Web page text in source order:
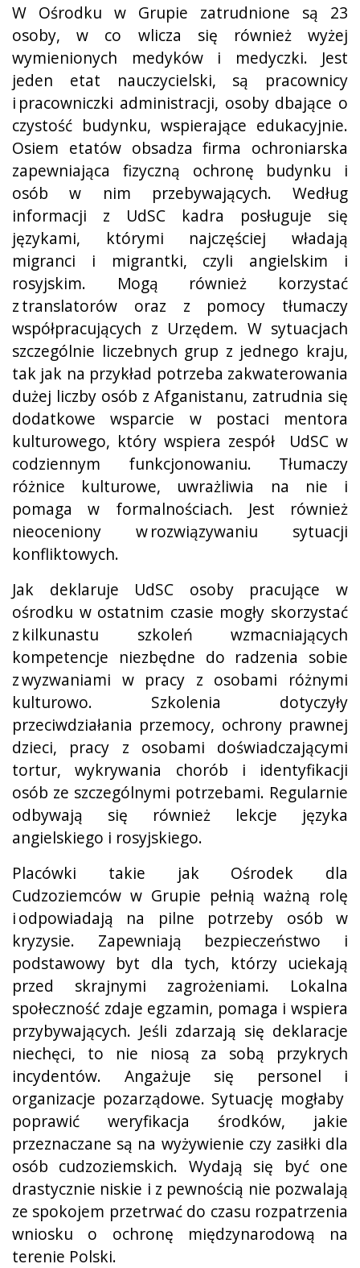
W Ośrodku w Grupie zatrudnione są 23
osoby, w co wlicza się również wyżej
wymienionych medyków i medyczki. Jest
jeden etat nauczycielski, są pracownicy
i pracowniczki administracji, osoby dbające o
czystość budynku, wspierające edukacyjnie.
Osiem etatów obsadza firma ochroniarska
zapewniająca fizyczną ochronę budynku i
osób w nim przebywających. Według
informacji z UdSC kadra posługuje się
językami, którymi najczęściej władają
migranci i migrantki, czyli angielskim i
rosyjskim. Mogą również korzystać
z translatorów oraz z pomocy tłumaczy
współpracujących z Urzędem. W sytuacjach
szczególnie liczebnych grup z jednego kraju,
tak jak na przykład potrzeba zakwaterowania
dużej liczby osób z Afganistanu, zatrudnia się
dodatkowe wsparcie w postaci mentora
kulturowego, który wspiera zespół UdSC w
codziennym funkcjonowaniu. Tłumaczy
różnice kulturowe, uwrażliwia na nie i
pomaga w formalnościach. Jest również
nieoceniony w rozwiązywaniu sytuacji
konfliktowych.
Jak deklaruje UdSC osoby pracujące w
ośrodku w ostatnim czasie mogły skorzystać
z kilkunastu szkoleń wzmacniających
kompetencje niezbędne do radzenia sobie
z wyzwaniami w pracy z osobami różnymi
kulturowo. Szkolenia dotyczyły
przeciwdziałania przemocy, ochrony prawnej
dzieci, pracy z osobami doświadczającymi
tortur, wykrywania chorób i identyfikacji
osób ze szczególnymi potrzebami. Regularnie
odbywają się również lekcje języka
angielskiego i rosyjskiego.
Placówki takie jak Ośrodek dla
Cudzoziemców w Grupie pełnią ważną rolę
i odpowiadają na pilne potrzeby osób w
kryzysie. Zapewniają bezpieczeństwo i
podstawowy byt dla tych, którzy uciekają
przed skrajnymi zagrożeniami. Lokalna
społeczność zdaje egzamin, pomaga i wspiera
przybywających. Jeśli zdarzają się deklaracje
niechęci, to nie niosą za sobą przykrych
incydentów. Angażuje się personel i
organizacje pozarządowe. Sytuację mogłaby
poprawić weryfikacja środków, jakie
przeznaczane są na wyżywienie czy zasiłki dla
osób cudzoziemskich. Wydają się być one
drastycznie niskie i z pewnością nie pozwalają
ze spokojem przetrwać do czasu rozpatrzenia
wniosku o ochronę międzynarodową na
terenie Polski.